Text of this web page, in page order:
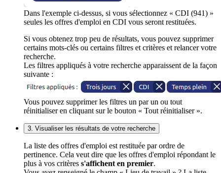
Dans l'exemple ci-dessus, si vous sélectionnez « CDI (941) »
seules les offres d'emploi en CDI vous seront restituées.
Si vous obtenez trop peu de résultats, vous pouvez supprimer
certains mots-clés ou certains filtres et critères et relancer votre
recherche.
Les filtres appliqués à votre recherche apparaissent de la façon
suivante :
Vous pouvez supprimer les filtres un par un ou tout
réinitialiser en cliquant sur le bouton « Tout réinitialiser ».
3. Visualiser les résultats de votre recherche
La liste des offres d'emploi est restituée par ordre de
pertinence. Cela veut dire que les offres d'emploi répondant le
plus à vos critères s'affichent en premier.